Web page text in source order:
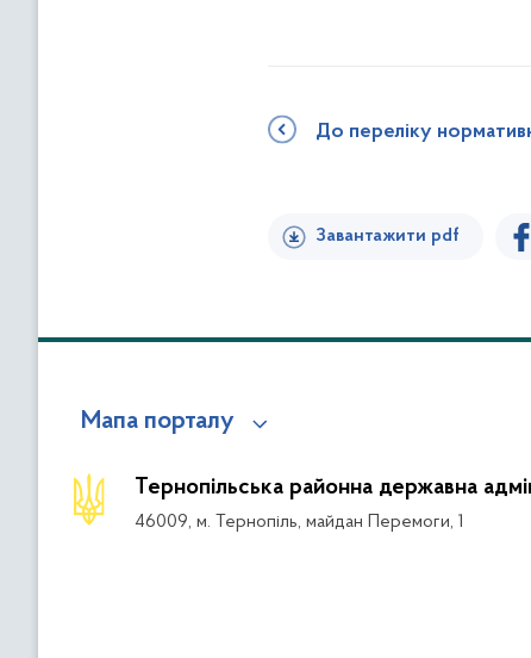
До переліку
Завантажити pdf
Мапа порталу
Тернопільська районна державна
46009, м. Тернопіль, майдан Перемоги, 1